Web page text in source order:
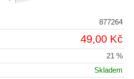
877264
49,00 Kč
21 %
Skladem